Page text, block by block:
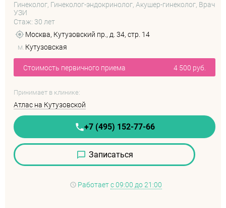
Гинеколог, Гинеколог-эндокринолог, Акушер-гинеколог, Врач
УЗИ
Стаж: 30 лет
Москва, Кутузовский пр., д. 34, стр. 14
м. Кутузовская
Стоимость первичного приема 4 500 руб.
Принимает в клинике:
Атлас на Кутузовской
+7 (495) 152-77-66
Записаться
Работает с 09:00 до 21:00